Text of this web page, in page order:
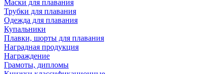
Маски для плавания
Трубки для плавания
Одежда для плавания
Купальники
Плавки, шорты для плавания
Наградная продукция
Награждение
Грамоты, дипломы